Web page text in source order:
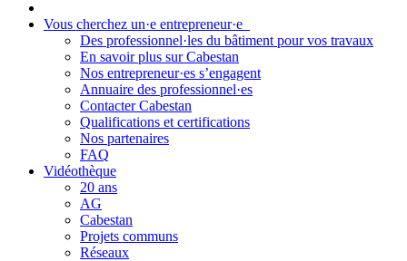
Vous cherchez un·e entrepreneur·e
Des professionnel·les du bâtiment pour vos travaux
En savoir plus sur Cabestan
Nos entrepreneur·es s’engagent
Annuaire des professionnel·es
Contacter Cabestan
Qualifications et certifications
Nos partenaires
FAQ
Vidéothèque
20 ans
AG
Cabestan
Projets communs
Réseaux